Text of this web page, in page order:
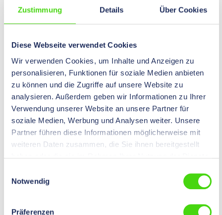
Zustimmung Details Über Cookies
Diese Webseite verwendet Cookies
Wir verwenden Cookies, um Inhalte und Anzeigen zu
personalisieren, Funktionen für soziale Medien anbieten
zu können und die Zugriffe auf unsere Website zu
analysieren. Außerdem geben wir Informationen zu Ihrer
Verwendung unserer Website an unsere Partner für
soziale Medien, Werbung und Analysen weiter. Unsere
Partner führen diese Informationen möglicherweise mit
weiteren Daten zusammen, die Sie ihnen bereitgestellt
Notwendig
Präferenzen
Breite 200 mm
41742
HIL-SIGN® Langnachleuchtende Rettungszeichen,
Polyester, 200 x 200 mm Notruftelefon
Ausführung Folie
Höhe 200 mm
200 mm
0,00 €*
Inhalt: 1 St
Preise nachLogin sichtbar.